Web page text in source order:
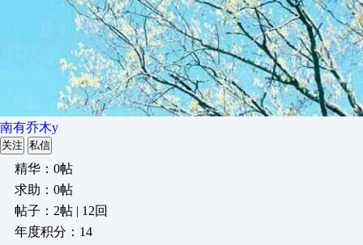
南有乔木y
关注 私信
精华：0帖
求助：0帖
帖子：2帖 | 12回
年度积分：14